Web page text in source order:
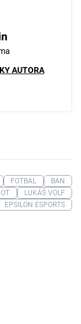
AUTORA
FOTBAL
BAN
LUKÁŠ VOLF
EPSILON ESPORTS